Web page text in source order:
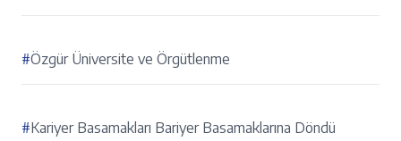
#Özgür Üniversite ve Örgütlenme
#Kariyer Basamakları Bariyer Basamaklarına Döndü